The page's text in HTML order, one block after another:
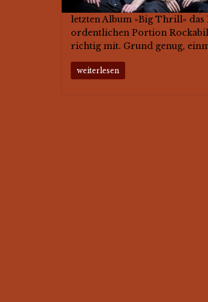
letzten Album »Big Thrill« das
ordentlichen Portion
richtig mit. Grund genug,
weiterlesen